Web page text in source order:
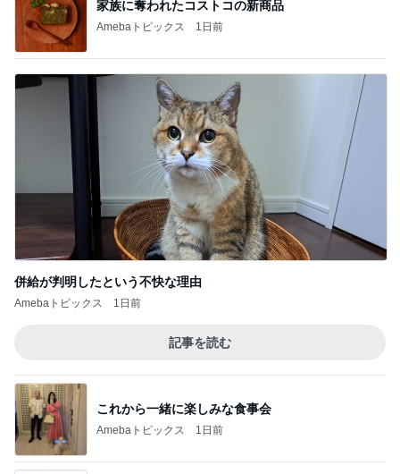
併給が判明したという不快な理由
Amebaトピックス
記事を読む
これから一緒に楽しみな食事会
Amebaトピックス 1日前
Amebaトピックス 1日前
だめ元で店舗へ行ったけど売り切れ
Amebaトピックス 1日前